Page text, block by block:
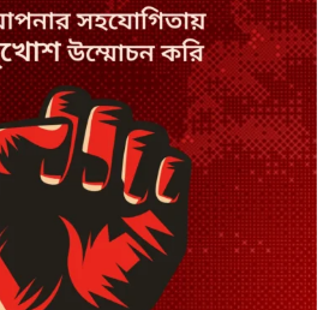
যুক্তরাজ্যে সামাজিকমাধ্যমের কারফিউ
মানছে না কিশোররা
কটাক্ষ আর বিদ্রূপে জমে উঠেছে
ভ্যান্সের রাজনীতি
সৌদি আরবে হুতি হামলায় শিশুসহ